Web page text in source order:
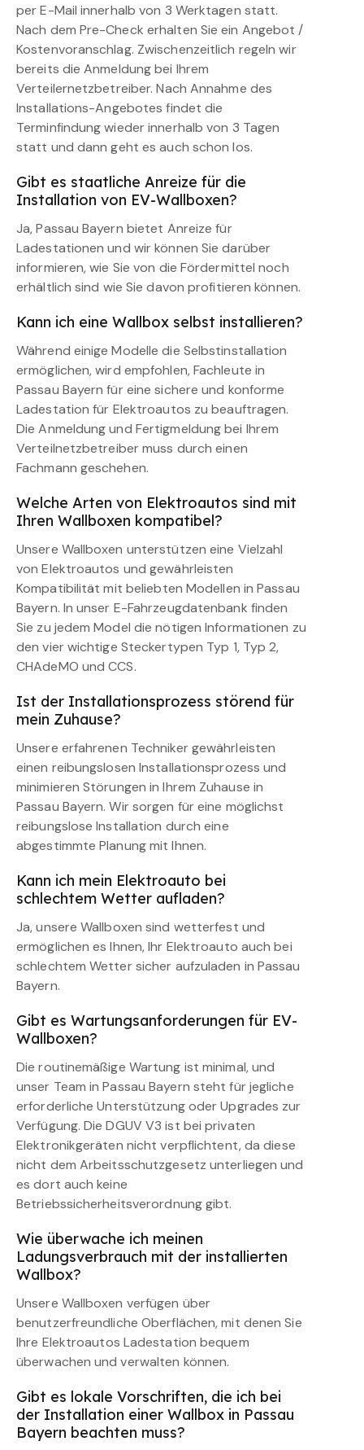
per E-Mail innerhalb von 3 Werktagen statt.
Nach dem Pre-Check erhalten Sie ein Angebot /
Kostenvoranschlag. Zwischenzeitlich regeln wir
bereits die Anmeldung bei Ihrem
Verteilernetzbetreiber. Nach Annahme des
Installations-Angebotes findet die
Terminfindung wieder innerhalb von 3 Tagen
statt und dann geht es auch schon los.
Gibt es staatliche Anreize für die
Installation von EV-Wallboxen?
Ja, Passau Bayern bietet Anreize für
Ladestationen und wir können Sie darüber
informieren, wie Sie von die Fördermittel noch
erhältlich sind wie Sie davon profitieren können.
Kann ich eine Wallbox selbst installieren?
Während einige Modelle die Selbstinstallation
ermöglichen, wird empfohlen, Fachleute in
Passau Bayern für eine sichere und konforme
Ladestation für Elektroautos zu beauftragen.
Die Anmeldung und Fertigmeldung bei Ihrem
Verteilnetzbetreiber muss durch einen
Fachmann geschehen.
Welche Arten von Elektroautos sind mit
Ihren Wallboxen kompatibel?
Unsere Wallboxen unterstützen eine Vielzahl
von Elektroautos und gewährleisten
Kompatibilität mit beliebten Modellen in Passau
Bayern. In unser E-Fahrzeugdatenbank finden
Sie zu jedem Model die nötigen Informationen zu
den vier wichtige Steckertypen Typ 1, Typ 2,
CHAdeMO und CCS.
Ist der Installationsprozess störend für
mein Zuhause?
Unsere erfahrenen Techniker gewährleisten
einen reibungslosen Installationsprozess und
minimieren Störungen in Ihrem Zuhause in
Passau Bayern. Wir sorgen für eine möglichst
reibungslose Installation durch eine
abgestimmte Planung mit Ihnen.
Kann ich mein Elektroauto bei
schlechtem Wetter aufladen?
Ja, unsere Wallboxen sind wetterfest und
ermöglichen es Ihnen, Ihr Elektroauto auch bei
schlechtem Wetter sicher aufzuladen in Passau
Bayern.
Gibt es Wartungsanforderungen für EV-
Wallboxen?
Die routinemäßige Wartung ist minimal, und
unser Team in Passau Bayern steht für jegliche
erforderliche Unterstützung oder Upgrades zur
Verfügung. Die DGUV V3 ist bei privaten
Elektronikgeräten nicht verpflichtent, da diese
nicht dem Arbeitsschutzgesetz unterliegen und
es dort auch keine
Betriebssicherheitsverordnung gibt.
Wie überwache ich meinen
Ladungsverbrauch mit der installierten
Wallbox?
Unsere Wallboxen verfügen über
benutzerfreundliche Oberflächen, mit denen Sie
Ihre Elektroautos Ladestation bequem
überwachen und verwalten können.
Gibt es lokale Vorschriften, die ich bei
der Installation einer Wallbox in Passau
Bayern beachten muss?